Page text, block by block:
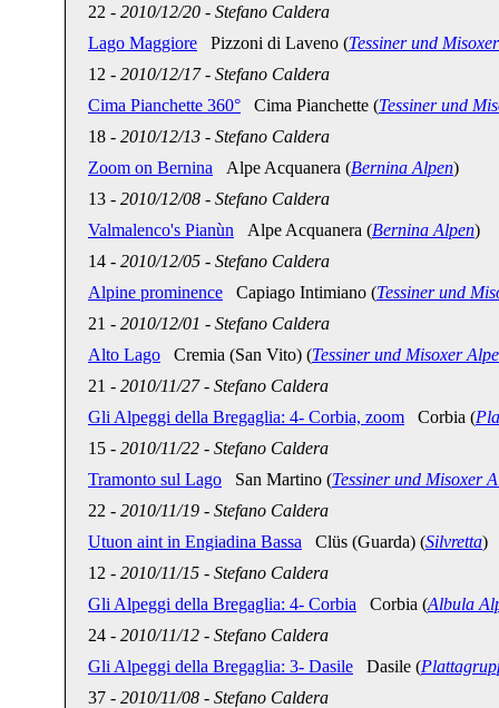
22 - 2010/12/20 - Stefano Caldera
Lago Maggiore Pizzoni di Laveno (Tessiner und
12 - 2010/12/17- Stefano Caldera
Cima Pianchette 360° Cima Pianchette (Tessiner und
18 - 2010/12/13 - Stefano Caldera
Zoom on Bernina Alpe Acquanera (Bernina Alpen)
13 - 2010/12/08 - Stefano Caldera
Valmalenco's Pianùn Alpe Acquanera (Bernina Alpen)
14 - 2010/12/05 - Stefano Caldera
Alpine prominence Capiago Intimiano (Tessiner und
21 - 2010/12/01 - Stefano Caldera
Alto Lago Cremia (San Vito) (Tessiner und Misoxer
21 - 2010/11/27- Stefano Caldera
Gli Alpeggi della Bregaglia: 4- Corbia, zoom Corbia (
15 - 2010/11/22 - Stefano Caldera
Tramonto sul Lago San Martino (Tessiner und Misoxer
22 - 2010/11/19 - Stefano Caldera
Utuon aint in Engiadina Bassa Clüs (Guarda) (Silvretta)
12 - 2010/11/15 - Stefano Caldera
Gli Alpeggi della Bregaglia: 4- Corbia Corbia (Albula
24 - 2010/11/12 - Stefano Caldera
Gli Alpeggi della Bregaglia: 3- Dasile Dasile (
37 - 2010/11/08 - Stefano Caldera